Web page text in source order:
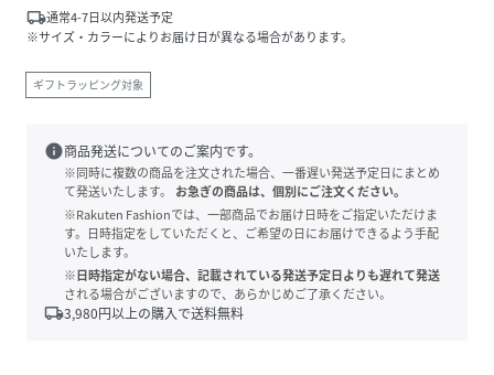
local_shipping通常4-7日以内発送予定
※サイズ・カラーによりお届け日が異なる場合があります。
ギフトラッピング対象
info商品発送についてのご案内です。
※同時に複数の商品を注文された場合、一番遅い発送予定日にまとめ
て発送いたします。
お急ぎの商品は、個別にご注文ください。
※Rakuten Fashionでは、一部商品でお届け日時をご指定いただけま
す。日時指定をしていただくと、ご希望の日にお届けできるよう手配
いたします。
※日時指定がない場合、記載されている発送予定日よりも遅れて発送
される場合がございますので、あらかじめご了承ください。
local_shipping3,980円以上の購入で送料無料